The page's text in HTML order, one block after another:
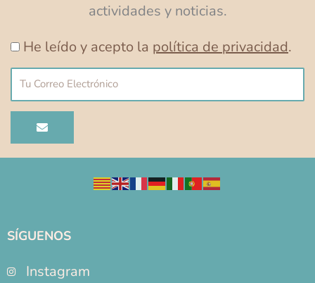
actividades y noticias.
He leído y acepto la política de privacidad.
Correo
electrónico
ENVIAR
SÍGUENOS
Instagram